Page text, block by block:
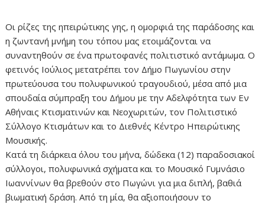
Οι ρίζες της ηπειρώτικης γης, η ομορφιά της παράδοσης και
η ζωντανή μνήμη του τόπου μας ετοιμάζονται να
συναντηθούν σε ένα πρωτοφανές πολιτιστικό αντάμωμα. Ο
φετινός Ιούλιος μετατρέπει τον Δήμο Πωγωνίου στην
πρωτεύουσα του πολυφωνικού τραγουδιού, μέσα από μια
σπουδαία σύμπραξη του Δήμου με την Αδελφότητα των Εν
Αθήναις Κτισματινών και Νεοχωριτών, τον Πολιτιστικό
Σύλλογο Κτισμάτων και το Διεθνές Κέντρο Ηπειρώτικης
Μουσικής.
Κατά τη διάρκεια όλου του μήνα, δώδεκα (12) παραδοσιακοί
σύλλογοι, πολυφωνικά σχήματα και το Μουσικό Γυμνάσιο
Ιωαννίνων θα βρεθούν στο Πωγώνι για μια διπλή, βαθιά
βιωματική δράση. Από τη μία, θα αξιοποιήσουν το